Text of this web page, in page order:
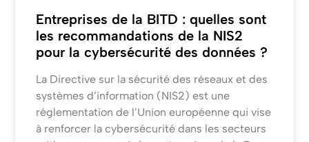
Entreprises de la BITD : quelles sont
les recommandations de la NIS2
pour la cybersécurité des données ?
La Directive sur la sécurité des réseaux et des
systèmes d’information (NIS2) est une
réglementation de l’Union européenne qui vise
à renforcer la cybersécurité dans les secteurs